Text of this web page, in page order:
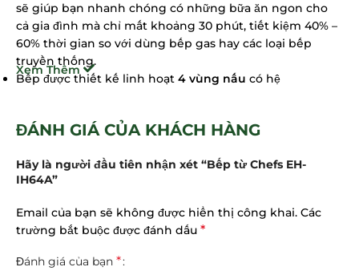
sẽ giúp bạn nhanh chóng có những bữa ăn ngon cho
cả gia đình mà chỉ mất khoảng 30 phút, tiết kiệm 40% –
60% thời gian so với dùng bếp gas hay các loại bếp
truyền thống.
Bếp được thiết kế linh hoạt 4 vùng nấu có hệ
Ngoài ra, bếp từChefs EH-IH64Acòn tích hợp nhiều khả
năng nấu nướng thông minh như: hẹn thời gian nấu,
hiện thị nhiệt dư… đảm bảo an toàn cho người sử dụng.
Mặt bếp làm bằng thủy tinh cường lực chống trầy xước,
cong vênh, nứt vỡ hiệu quả.
Xem Thêm
ĐÁNH GIÁ CỦA KHÁCH HÀNG
Hãy là người đầu tiên nhận xét “Bếp từ Chefs EH-
IH64A”
Email của bạn sẽ không được hiển thị công khai. Các
trường bắt buộc được đánh dấu *
Đánh giá của bạn *